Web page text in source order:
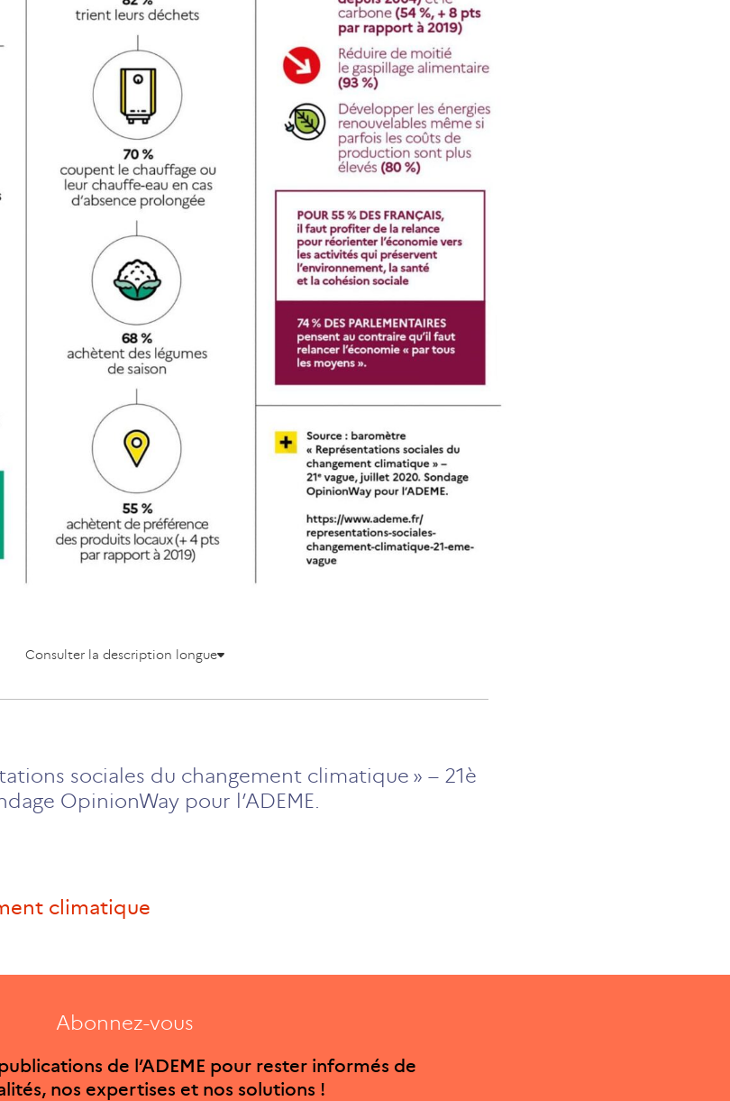
Consulter la description longue
sociales du changement climatique » – 21è
OpinionWay pour l’ADEME.
climatique
Abonnez-vous
de l’ADEME pour rester informés de
nos expertises et nos solutions !